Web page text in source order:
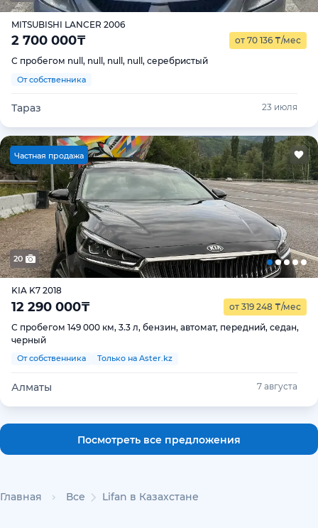
MITSUBISHI LANCER 2006
2 700 000₸ от 70 136 ₸/мес
С пробегом null, null, null, null, серебристый
От собственника
Тараз 23 июля
Частная продажа
20
KIA K7 2018
12 290 000₸ от 319 248 ₸/мес
С пробегом 149 000 км, 3.3 л, бензин, автомат, передний, седан,
черный
От собственника Только на Aster.kz
Алматы 7 августа
Посмотреть все предложения
Главная Все Lifan в Казахстане